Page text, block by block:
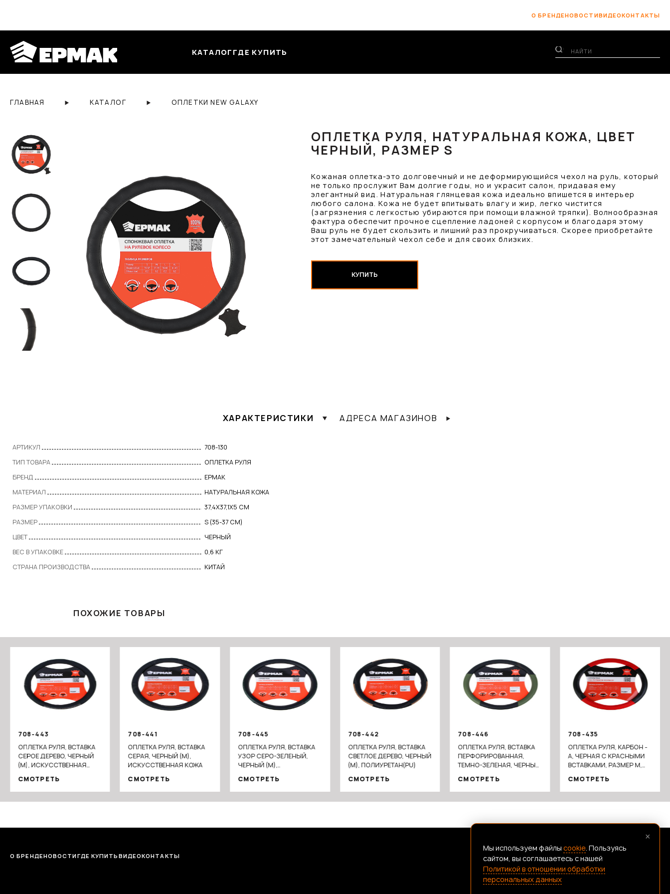
О БРЕНДЕНОВОСТИВИДЕОКОНТАКТЫ
КАТАЛОГ ГДЕ КУПИТЬ
ГЛАВНАЯ КАТАЛОГ ОПЛЕТКИ NEW GALAXY
ОПЛЕТКА РУЛЯ, НАТУРАЛЬНАЯ КОЖА, ЦВЕТ
ЧЕРНЫЙ, РАЗМЕР S
Кожаная оплетка-это долговечный и не деформирующийся чехол на руль, который
не только прослужит Вам долгие годы, но и украсит салон, придавая ему
элегантный вид. Натуральная глянцевая кожа идеально впишется в интерьер
любого салона. Кожа не будет впитывать влагу и жир, легко чистится
(загрязнения с легкостью убираются при помощи влажной тряпки). Волнообразная
фактура обеспечит прочное сцепление ладоней с корпусом и благодаря этому
Ваш руль не будет скользить и лишний раз прокручиваться. Скорее приобретайте
этот замечательный чехол себе и для своих близких.
КУПИТЬ
ХАРАКТЕРИСТИКИ
АРТИКУЛ
708-130
ТИП ТОВАРА
ОПЛЕТКА РУЛЯ
БРЕНД
ЕРМАК
МАТЕРИАЛ
НАТУРАЛЬНАЯ КОЖА
РАЗМЕР УПАКОВКИ
37,4Х37,1Х5 СМ
РАЗМЕР
S (35-37 СМ)
ЦВЕТ
ЧЕРНЫЙ
ВЕС В УПАКОВКЕ
0,6 КГ
СТРАНА ПРОИЗВОДСТВА
КИТАЙ
АДРЕСА МАГАЗИНОВ
ПОХОЖИЕ ТОВАРЫ
708-443
ОПЛЕТКА РУЛЯ, ВСТАВКА
СЕРОЕ ДЕРЕВО, ЧЕРНЫЙ
(М), ИСКУССТВЕННАЯ
СМОТРЕТЬ
708-441
ОПЛЕТКА РУЛЯ, ВСТАВКА
СЕРАЯ, ЧЕРНЫЙ (М),
ИСКУССТВЕННАЯ КОЖА
СМОТРЕТЬ
708-445
ОПЛЕТКА РУЛЯ, ВСТАВКА
УЗОР СЕРО-ЗЕЛЕНЫЙ,
ЧЕРНЫЙ (М),
СМОТРЕТЬ
708-442
ОПЛЕТКА РУЛЯ, ВСТАВКА
СВЕТЛОЕ ДЕРЕВО, ЧЕРНЫЙ
(М), ПОЛИУРЕТАН(PU)
СМОТРЕТЬ
708-446
ОПЛЕТКА РУЛЯ, ВСТАВКА
ПЕРФОРИРОВАННАЯ,
ТЕМНО-ЗЕЛЕНАЯ, ЧЕРНЫЙ
СМОТРЕТЬ
708-435
ОПЛЕТКА РУЛЯ, КАРБОН -
А, ЧЕРНАЯ С КРАСНЫМИ
ВСТАВКАМИ, РАЗМЕР М,
СМОТРЕТЬ
О БРЕНДЕНОВОСТИГДЕ КУПИТЬ ВИДЕОКОНТАКТЫ FRANSHIZAERMAK@CONSTANTA-T.RU
×
Мы используем файлы cookie. Пользуясь
сайтом, вы соглашаетесь с нашей
Политикой в отношении обработки
персональных данных